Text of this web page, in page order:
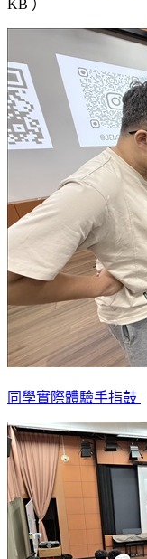
KB ）
同學實際體驗手指鼓